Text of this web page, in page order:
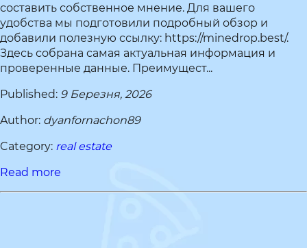
составить собственное мнение. Для вашего
удобства мы подготовили подробный обзор и
добавили полезную ссылку: https://minedrop.best/.
Здесь собрана самая актуальная информация и
проверенные данные. Преимущест...
Published: 9 Березня, 2026
Author: dyanfornachon89
Category: real estate
Read more